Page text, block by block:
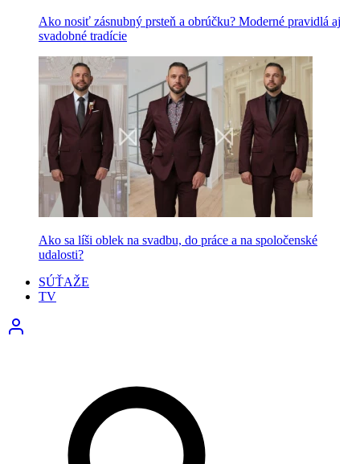
Ako nosiť zásnubný prsteň a obrúčku? Moderné pravidlá aj
svadobné tradície
Ako sa líši oblek na svadbu, do práce a na spoločenské
udalosti?
SÚŤAŽE
TV